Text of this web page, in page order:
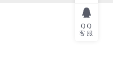
QQ
客服